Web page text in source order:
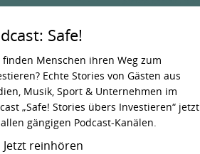
Safe!
finden Menschen ihren Weg zum
Echte Stories von Gästen aus
Musik, Sport & Unternehmen im
„Safe! Stories übers Investieren“ jetzt
gängigen Podcast-Kanälen.
Jetzt reinhören